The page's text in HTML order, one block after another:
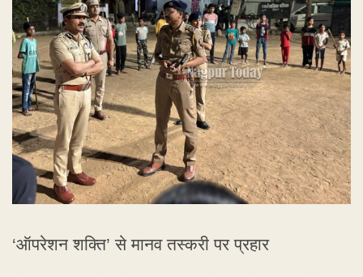
‘ऑपरेशन शक्ति’ से मानव तस्करी पर प्रहार